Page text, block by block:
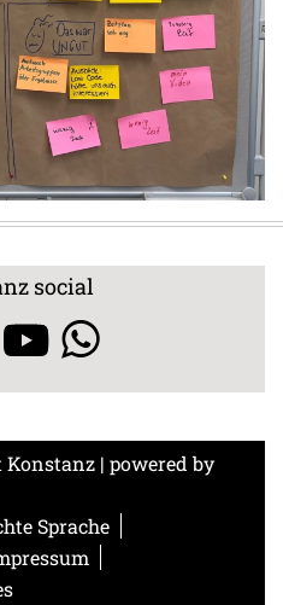
social
| powered by
Sprache